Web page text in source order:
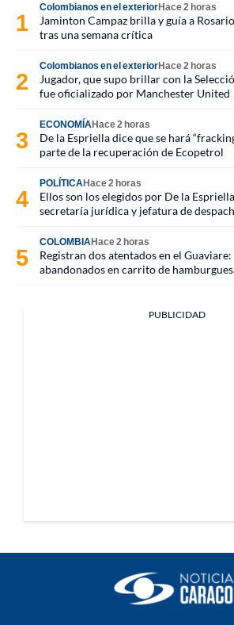
Colombianos en el exteriorHace 2 horas
Jaminton Campaz brilla y guía a
tras una semana crítica
Colombianos en el exteriorHace 2 horas
Jugador, que supo brillar con la
fue oficializado por Manchester United
ECONOMÍAHace 2 horas
De la Espriella dice que se hará
parte de la recuperación de Ecopetrol
POLÍTICAHace 2 horas
Ellos son los elegidos por De la
secretaría jurídica y jefatura de
COLOMBIAHace 2 horas
Registran dos atentados en el
abandonados en carrito de
PUBLICIDAD